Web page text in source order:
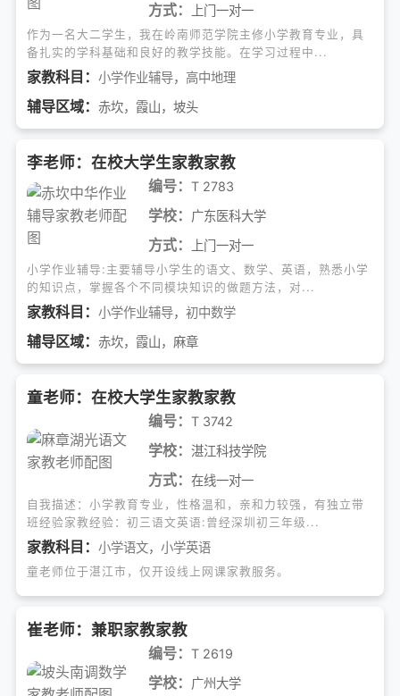
方式： 上门一对一
作为一名大二学生，我在岭南师范学院主修小学教育专业，具
备扎实的学科基础和良好的教学技能。在学习过程中...
家教科目： 小学作业辅导， 高中地理
辅导区域： 赤坎，霞山，坡头
李老师：在校大学生家教家教
编号： T 2783
学校： 广东医科大学
方式： 上门一对一
小学作业辅导:主要辅导小学生的语文、数学、英语，熟悉小学
的知识点，掌握各个不同模块知识的做题方法，对...
家教科目： 小学作业辅导， 初中数学
辅导区域： 赤坎，霞山，麻章
童老师：在校大学生家教家教
编号： T 3742
学校： 湛江科技学院
方式： 在线一对一
自我描述：小学教育专业，性格温和，亲和力较强，有独立带
班经验家教经验：初三语文英语:曾经深圳初三年级...
家教科目： 小学语文， 小学英语
童老师位于湛江市，仅开设线上网课家教服务。
崔老师：兼职家教家教
编号： T 2619
学校： 广州大学